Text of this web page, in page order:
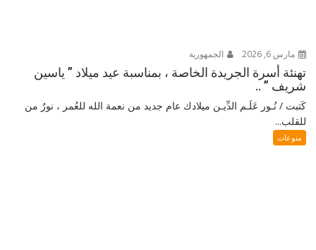
مارس 6, 2026 الجمهورية
تهنئة أسرة الجريدة الخاصة ، بمناسبة عيد ميلاد ” ياسين
شريف ” ..
كَتبت / نُـور عَلَـم الدِّيـن ميلادك عام جديد من نعمة الله للعُمر ، نورٌ من
للقلب...
منوعات